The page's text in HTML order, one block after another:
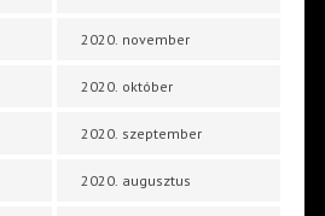
2020. november
2020. október
2020. szeptember
2020. augusztus